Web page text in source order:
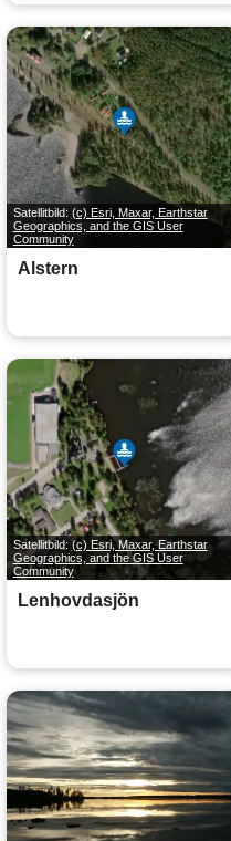
Satellitbild: (c) Esri, Maxar, Earthstar
Geographics, and the GIS User
Community
Alstern
Satellitbild:(c) Esri, Maxar, Earthstar
Geographics, and the GIS User
Community
Lenhovdasjön